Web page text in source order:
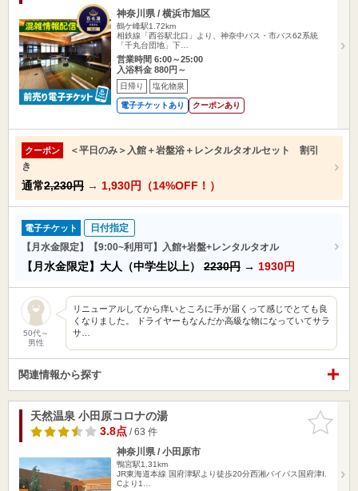
神奈川県 / 横浜市旭区
鶴ケ峰駅1.72km
相鉄線「西谷駅北口」より、神奈中バス・市バス62系統
「千丸台団地」下…
営業時間 6:00～25:00
入浴料金 880円～
日帰り 塩化物泉
電子チケットあり クーポンあり
クーポン
＜平日のみ＞入館＋岩盤浴＋レンタルタオルセット 割引
き
通常2,230円 → 1,930円（14%OFF！）
電子チケット
日付指定
【月水金限定】【9:00~利用可】入館+岩盤+レンタルタオル
【月水金限定】大人（中学生以上） 2230円 → 1930円
50代～
男性
リニューアルしてから痒いところに手が届くって感じでとても良
くなりました。 ドライヤーもなんだか高級な物になっていてサラ
サ…
関連情報から探す
お気に入
りに追加
天然温泉 小田原コロナの湯
3.8点/ 63 件
神奈川県 / 小田原市
鴨宮駅1.31km
JR東海道本線 国府津駅より徒歩20分西湘バイパス国府津I.
Cより1…